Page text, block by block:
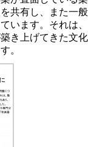
共有し、また一般
います。それは、
き上げてきた文化
。